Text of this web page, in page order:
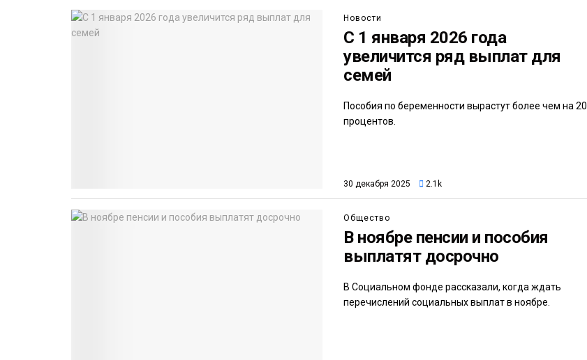
Новости
С 1 января 2026 года
увеличится ряд выплат для
семей
Пособия по беременности вырастут более чем на 20
процентов.
30 декабря 2025 2.1k
Общество
В ноябре пенсии и пособия
выплатят досрочно
В Социальном фонде рассказали, когда ждать
перечислений социальных выплат в ноябре.